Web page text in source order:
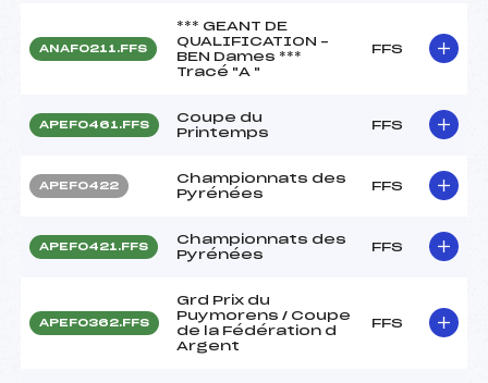
ANAF0211.FFS
*** GEANT DE
QUALIFICATION –
BEN Dames ***
Tracé "A "
FFS
APEF0461.FFS
Coupe du
Printemps
FFS
APEF0422
Championnats des
Pyrénées
FFS
APEF0421.FFS
Championnats des
Pyrénées
FFS
APEF0362.FFS
Grd Prix du
Puymorens / Coupe
de la Fédération d
Argent
FFS